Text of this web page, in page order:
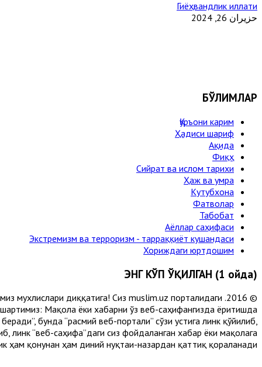
Гиёҳвандлик иллати
حزيران 26, 2024
БЎЛИМЛАР
Қуръони карим
Ҳадиси шариф
Ақида
Фиқҳ
Сийрат ва ислом тарихи
Ҳаж ва умра
Кутубхона
Фатволар
Табобат
Аёллар саҳифаси
Экстремизм ва терроризм - тарраққиёт кушандаси
Хориждаги юртдошим
ЭНГ КЎП ЎҚИЛГАН (1 ойда)
мухлислари диққатига! Сиз muslim.uz порталидаги
Мақола ёки хабарни ўз веб-саҳифангизда ёритишда
бунда “расмий веб-портали” сўзи устига линк қўйилиб,
линк “веб-саҳифа”даги сиз фойдаланган хабар ёки мақолага
ҳам қонунан ҳам диний нуқтаи-назардан қаттиқ қораланади.